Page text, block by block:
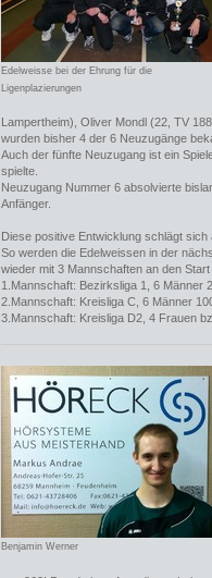
Edelweisse bei der Ehrung für die
Ligenplazierungen
Lampertheim), Oliver Mondl (22, TV
wurden bisher 4 der 6 Neuzugänge
Auch der fünfte Neuzugang ist ein
spielte.
Neuzugang Nummer 6 absolvierte
Anfänger.
Diese positive Entwicklung schlägt
So werden die Edelweissen in der
wieder mit 3 Mannschaften an den Start
1.Mannschaft: Bezirksliga 1, 6 Männer
2.Mannschaft: Kreisliga C, 6 Männer
3.Mannschaft: Kreisliga D2, 4 Frauen
Benjamin Werner